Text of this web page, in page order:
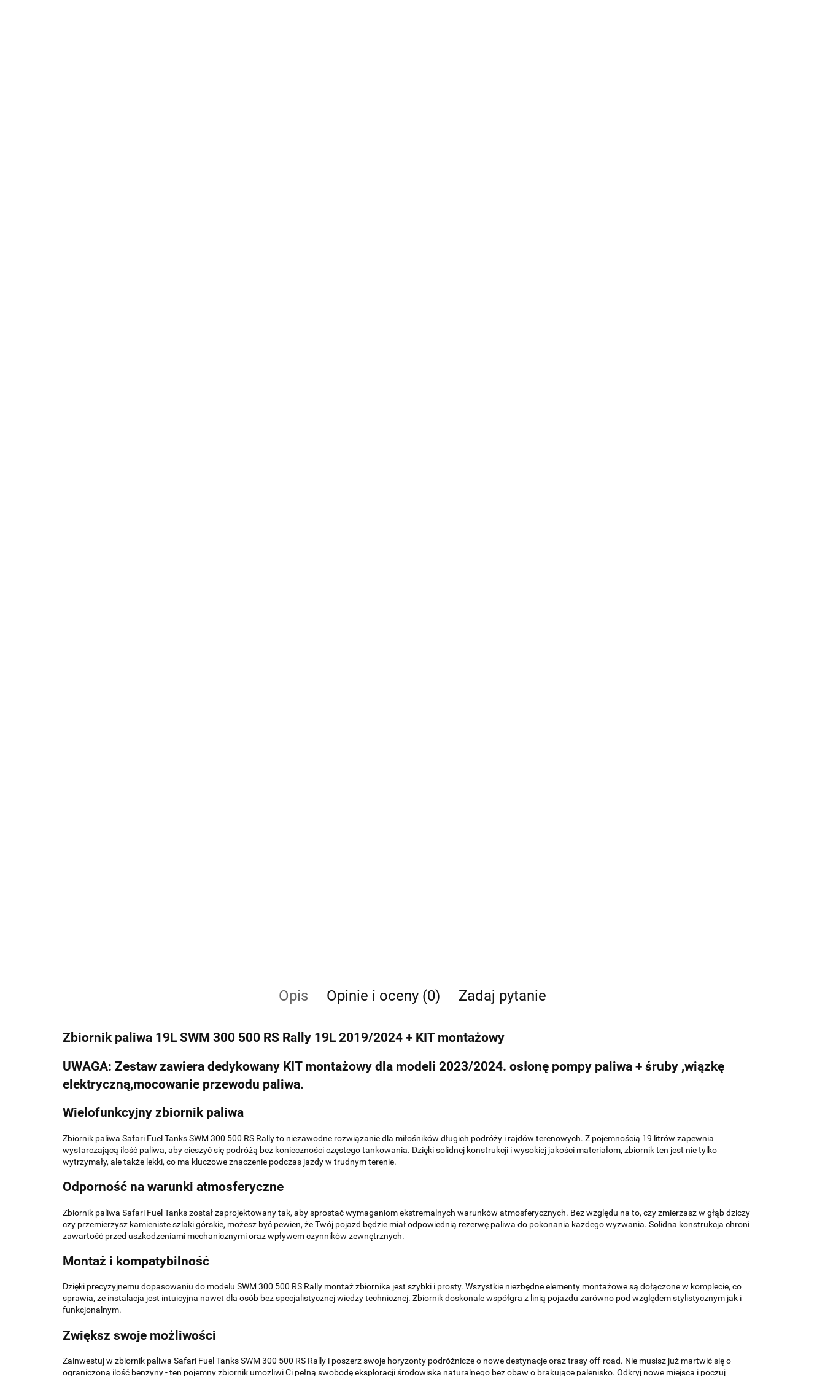
Opis Opinie i oceny (0) Zadaj pytanie
Zbiornik paliwa 19L SWM 300 500 RS Rally 19L 2019/2024 + KIT montażowy
UWAGA: Zestaw zawiera dedykowany KIT montażowy dla modeli 2023/2024. osłonę pompy paliwa + śruby ,wiązkę
elektryczną,mocowanie przewodu paliwa.
Wielofunkcyjny zbiornik paliwa
Zbiornik paliwa Safari Fuel Tanks SWM 300 500 RS Rally to niezawodne rozwiązanie dla miłośników długich podróży i rajdów terenowych. Z pojemnością 19 litrów zapewnia
wystarczającą ilość paliwa, aby cieszyć się podróżą bez konieczności częstego tankowania. Dzięki solidnej konstrukcji i wysokiej jakości materiałom, zbiornik ten jest nie tylko
wytrzymały, ale także lekki, co ma kluczowe znaczenie podczas jazdy w trudnym terenie.
Odporność na warunki atmosferyczne
Zbiornik paliwa Safari Fuel Tanks został zaprojektowany tak, aby sprostać wymaganiom ekstremalnych warunków atmosferycznych. Bez względu na to, czy zmierzasz w głąb dziczy
czy przemierzysz kamieniste szlaki górskie, możesz być pewien, że Twój pojazd będzie miał odpowiednią rezerwę paliwa do pokonania każdego wyzwania. Solidna konstrukcja chroni
zawartość przed uszkodzeniami mechanicznymi oraz wpływem czynników zewnętrznych.
Montaż i kompatybilność
Dzięki precyzyjnemu dopasowaniu do modelu SWM 300 500 RS Rally montaż zbiornika jest szybki i prosty. Wszystkie niezbędne elementy montażowe są dołączone w komplecie, co
sprawia, że instalacja jest intuicyjna nawet dla osób bez specjalistycznej wiedzy technicznej. Zbiornik doskonale współgra z linią pojazdu zarówno pod względem stylistycznym jak i
funkcjonalnym.
Zwiększ swoje możliwości
Zainwestuj w zbiornik paliwa Safari Fuel Tanks SWM 300 500 RS Rally i poszerz swoje horyzonty podróżnicze o nowe destynacje oraz trasy off-road. Nie musisz już martwić się o
ograniczoną ilość benzyny - ten pojemny zbiornik umożliwi Ci pełną swobodę eksploracji środowiska naturalnego bez obaw o brakujące palenisko. Odkryj nowe miejsca i poczuj